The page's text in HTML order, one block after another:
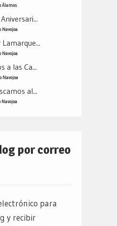
Álamos
Navojoa
Navojoa
a las Ca...
Navojoa
al...
Navojoa
por correo
para
y recibir